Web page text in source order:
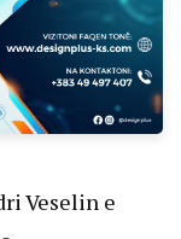
Veselin e